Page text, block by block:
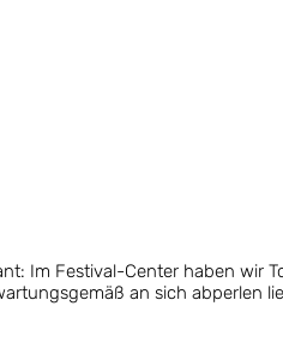
Im Festival-Center haben wir
an sich abperlen